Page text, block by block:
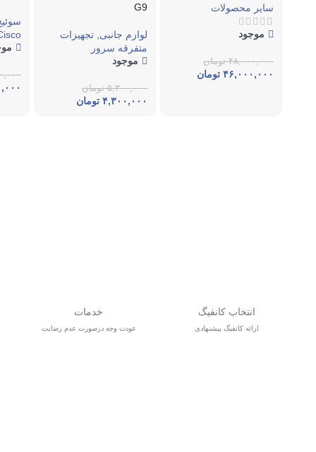
سایر محصولات
موجود
۴۸,۰۰۰,۰۰۰ تومان
۴۶,۰۰۰,۰۰۰ تومان
G9
لوازم جانبی تجهیزات
متفرقه سرور
موجود
۵,۳۰۰,۰۰۰ تومان
۴,۳۰۰,۰۰۰ تومان
انتخاب کانفیگ
ارائه کانفیگ پیشنهادی
خدمات
عودت وجه درصورت عدم رضایت